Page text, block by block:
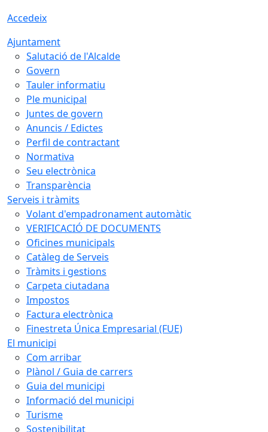
Accedeix
Ajuntament
Salutació de l'Alcalde
Govern
Tauler informatiu
Ple municipal
Juntes de govern
Anuncis / Edictes
Perfil de contractant
Normativa
Seu electrònica
Transparència
Serveis i tràmits
Volant d'empadronament automàtic
VERIFICACIÓ DE DOCUMENTS
Oficines municipals
Catàleg de Serveis
Tràmits i gestions
Carpeta ciutadana
Impostos
Factura electrònica
Finestreta Única Empresarial (FUE)
El municipi
Com arribar
Plànol / Guia de carrers
Guia del municipi
Informació del municipi
Turisme
Sostenibilitat